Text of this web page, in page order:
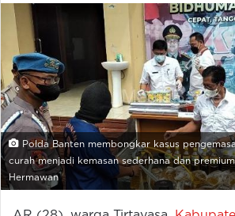
Polda Banten membongkar kasus
curah menjadi kemasan sederhana dan
Hermawan